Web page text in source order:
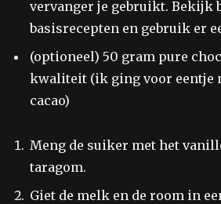
vervanger je gebruikt. Bekijk
basisrecepten en gebruik er
(optioneel) 50 gram pure
kwaliteit (ik ging voor eentje
cacao)
Meng de suiker met het
taragom.
Giet de melk en de room in